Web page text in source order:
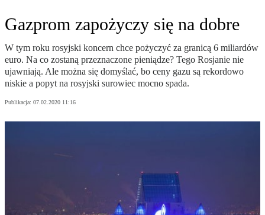
Gazprom zapożyczy się na dobre
W tym roku rosyjski koncern chce pożyczyć za granicą 6 miliardów
euro. Na co zostaną przeznaczone pieniądze? Tego Rosjanie nie
ujawniają. Ale można się domyślać, bo ceny gazu są rekordowo
niskie a popyt na rosyjski surowiec mocno spada.
Publikacja: 07.02.2020 11:16